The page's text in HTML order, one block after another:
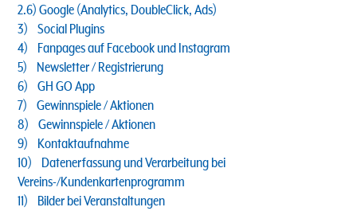
2.6) Google (Analytics, DoubleClick, Ads)
3) Social Plugins
4) Fanpages auf Facebook und Instagram
5) Newsletter / Registrierung
6) GH GO App
7) Gewinnspiele / Aktionen
8) Gewinnspiele / Aktionen
9) Kontaktaufnahme
10) Datenerfassung und Verarbeitung bei
Vereins-/Kundenkartenprogramm
11) Bilder bei Veranstaltungen